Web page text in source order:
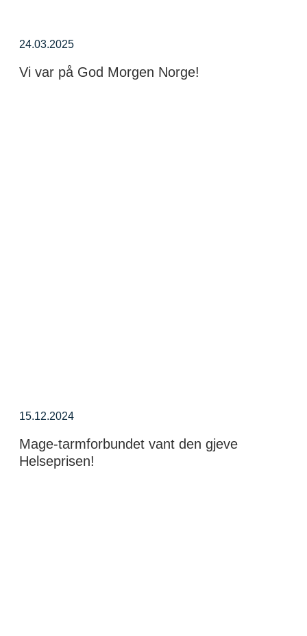
24.03.2025
Vi var på God Morgen Norge!
15.12.2024
Mage-tarmforbundet vant den gjeve
Helseprisen!